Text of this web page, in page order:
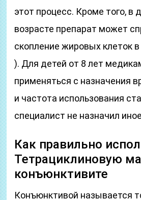
этот процесс. Кроме того, в
возрасте препарат может
скопление жировых клеток в
). Для детей от 8 лет
применяться с назначения
и частота использования
специалист не назначил
Как правильно
Тетрациклиновую
конъюнктивите
Конъюнктивой называется